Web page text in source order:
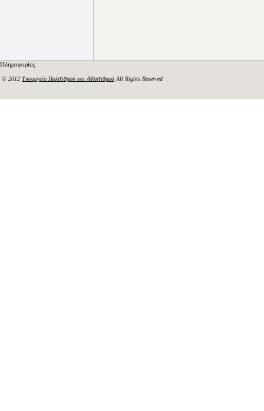
Πληροφορίες
© 2012 Υπουργείο Πολιτισμού και Αθλητισμού All Rights Reserved